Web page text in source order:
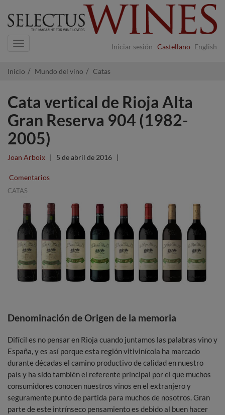
Iniciar sesión Castellano English
Navigation
Inicio Mundo del vino Catas
Cata vertical de Rioja Alta
Gran Reserva 904 (1982-
2005)
Joan Arboix | 5 de abril de 2016 |
Comentarios
CATAS
Denominación de Origen de la memoria
Difícil es no pensar en Rioja cuando juntamos las palabras vino y
España, y es así porque esta región vitivinícola ha marcado
durante décadas el camino productivo de calidad en nuestro
país y ha sido también el referente principal por el que muchos
consumidores conocen nuestros vinos en el extranjero y
seguramente punto de partida para muchos de nosotros. Gran
parte de este intrínseco pensamiento es debido al buen hacer